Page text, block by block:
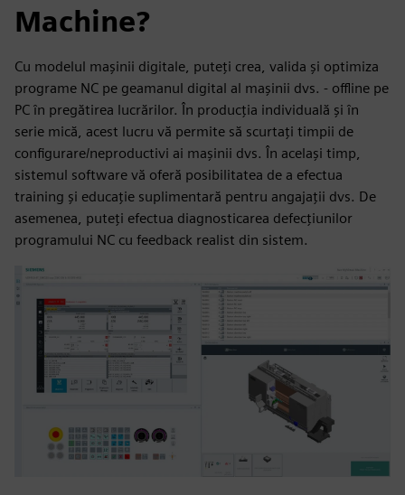
Machine?
Cu modelul mașinii digitale, puteți crea, valida și optimiza
programe NC pe geamanul digital al mașinii dvs. - offline pe
PC în pregătirea lucrărilor. În producția individuală și în
serie mică, acest lucru vă permite să scurtați timpii de
configurare/neproductivi ai mașinii dvs. În același timp,
sistemul software vă oferă posibilitatea de a efectua
training și educație suplimentară pentru angajații dvs. De
asemenea, puteți efectua diagnosticarea defecțiunilor
programului NC cu feedback realist din sistem.